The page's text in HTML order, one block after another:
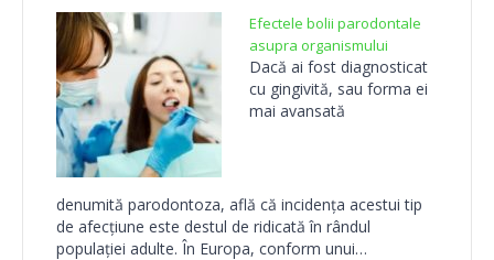
Efectele bolii parodontale
asupra organismului
Dacă ai fost diagnosticat
cu gingivită, sau forma ei
mai avansată
denumită parodontoza, află că incidența acestui tip
de afecțiune este destul de ridicată în rândul
populației adulte. În Europa, conform unui…